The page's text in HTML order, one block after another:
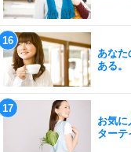
あなた
ある。
お気に
ターテ